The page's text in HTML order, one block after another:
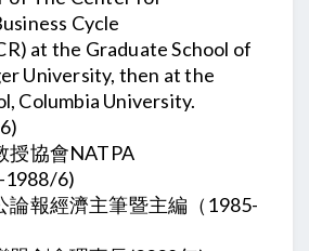
Cycle
at the Graduate School of
University, then at the
Columbia University.
授協會NATPA
1988/6)
論報經濟主筆暨主編（1985-